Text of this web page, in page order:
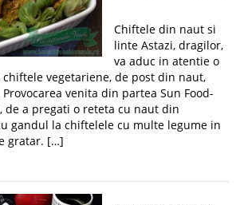
Chiftele din naut si
linte Astazi, dragilor,
va aduc in atentie o
vegetariene, de post din naut,
venita din partea Sun Food-
de a pregati o reteta cu naut din
gandul la chiftelele cu multe legume in
gratar. […]